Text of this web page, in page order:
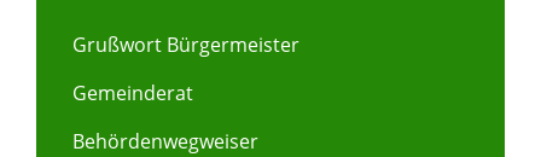
Grußwort Bürgermeister
Gemeinderat
Behördenwegweiser